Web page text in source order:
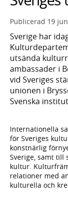
lista
med
sökförslag
Publicerad 19
Sverige har
utsända
ambassader i
vid Sveriges
unionen i
Svenska
Internationella
för Sveriges
konstnärlig
Sverige, samt till
kultur.
relationer med
kulturella och